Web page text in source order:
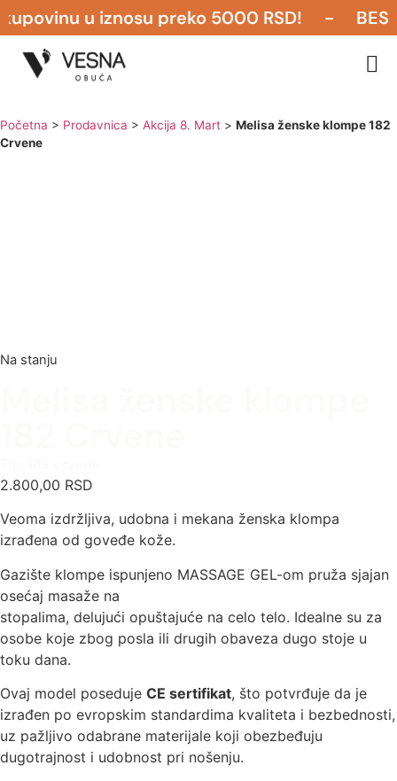
u iznosu preko 5000 RSD! -
Početna > Prodavnica > Akcija 8. Mart > Melisa ženske klompe 182
Crvene
Na stanju
2.800,00 RSD
Veoma izdržljiva, udobna i mekana ženska klompa
izrađena od goveđe kože.
Gazište klompe ispunjeno MASSAGE GEL-om pruža sjajan
osećaj masaže na
stopalima, delujući opuštajuće na celo telo. Idealne su za
osobe koje zbog posla ili drugih obaveza dugo stoje u
toku dana.
Ovaj model poseduje CE sertifikat, što potvrđuje da je
izrađen po evropskim standardima kvaliteta i bezbednosti,
uz pažljivo odabrane materijale koji obezbeđuju
dugotrajnost i udobnost pri nošenju.